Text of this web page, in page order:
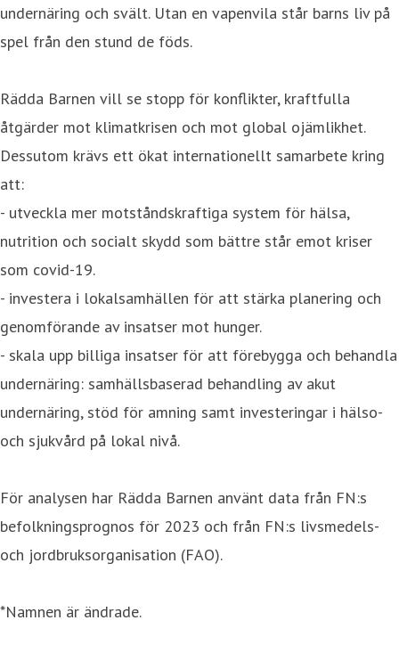
undernäring och svält. Utan en vapenvila står barns liv på
spel från den stund de föds.
Rädda Barnen vill se stopp för konflikter, kraftfulla
åtgärder mot klimatkrisen och mot global ojämlikhet.
Dessutom krävs ett ökat internationellt samarbete kring
att:
- utveckla mer motståndskraftiga system för hälsa,
nutrition och socialt skydd som bättre står emot kriser
som covid-19.
- investera i lokalsamhällen för att stärka planering och
genomförande av insatser mot hunger.
- skala upp billiga insatser för att förebygga och behandla
undernäring: samhällsbaserad behandling av akut
undernäring, stöd för amning samt investeringar i hälso-
och sjukvård på lokal nivå.
För analysen har Rädda Barnen använt data från FN:s
befolkningsprognos för 2023 och från FN:s livsmedels-
och jordbruksorganisation (FAO).
*Namnen är ändrade.